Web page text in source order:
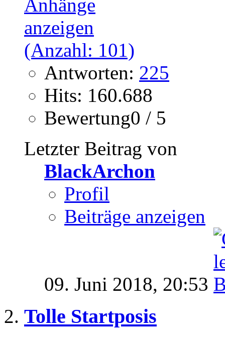
Antworten: 225
Hits: 160.688
Bewertung0 / 5
Letzter Beitrag von
BlackArchon
Profil
Beiträge anzeigen
09. Juni 2018, 20:53
Tolle Startposis